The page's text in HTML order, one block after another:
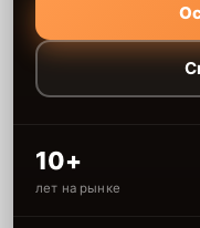
10+
лет на рынке